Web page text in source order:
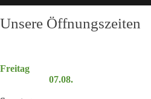
Unsere Öffnungszeiten
Freitag
07.08.